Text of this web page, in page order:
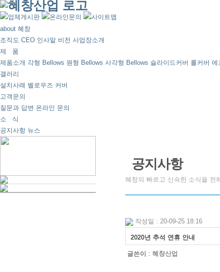
about 혜창
조직도 CEO 인사말 비전 사업장소개
제 품
제품소개 각형 Bellows 원형 Bellows 사각형 Bellows 슬라이드커버 롤커버 에
갤러리
설치사례 벨로우즈 커버
고객문의
질문과 답변 온라인 문의
소 식
공지사항 뉴스
공지사항
혜창의 빠르고 신속한 소식을 전
작성일 : 20-09-25 18:16
2020년 추석 연휴 안내
글쓴이 : 혜창산업